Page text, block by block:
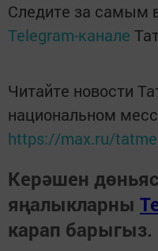
Следите за самым
Telegram-канале
Читайте новости
национальном
https://max.ru/
Керәшен
яңалыкларны
карап барыгыз.